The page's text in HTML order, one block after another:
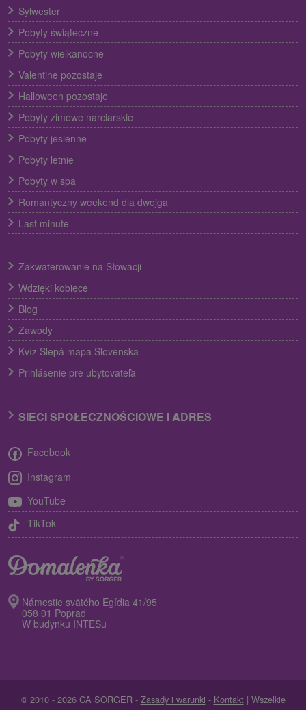
Sylwester
Pobyty świąteczne
Pobyty wielkanocne
Valentine pozostaje
Halloween pozostaje
Pobyty zimowe narciarskie
Pobyty jesienne
Pobyty letnie
Pobyty w spa
Romantyczny weekend dla dwojga
Last minute
Zakwaterowanie na Słowacji
Wdzięki kobiece
Blog
Zawody
Kvíz Slepá mapa Slovenska
Prihlásenie pre ubytovateľa
SIECI SPOŁECZNOŚCIOWE I ADRES
Facebook
Instagram
YouTube
TikTok
Námestie svätého Egídia 41/95
058 01 Poprad
W budynku INTESu
© 2010 - 2026 CA SORGER - Zasady i warunki - Kontakt | Wszelkie